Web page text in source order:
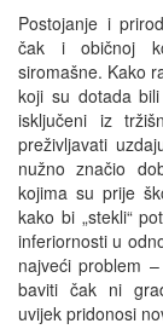
Postojanje i
čak i običnoj
siromašne. Kako
koji su dotada
isključeni iz
preživljavati
nužno značio
kojima su prije
kako bi „stekli“
inferiornosti u
najveći problem
baviti čak ni
uvijek pridonosi